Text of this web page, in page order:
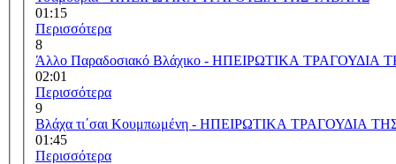
01:15
Περισσότερα
8
Άλλο Παραδοσιακό Βλάχικο - ΗΠΕΙΡΩΤΙΚΑ ΤΡΑΓΟΥΔΙΑ
02:01
Περισσότερα
9
Βλάχα τι΄σαι Κουμπωμένη - ΗΠΕΙΡΩΤΙΚΑ ΤΡΑΓΟΥΔΙΑ
01:45
Περισσότερα